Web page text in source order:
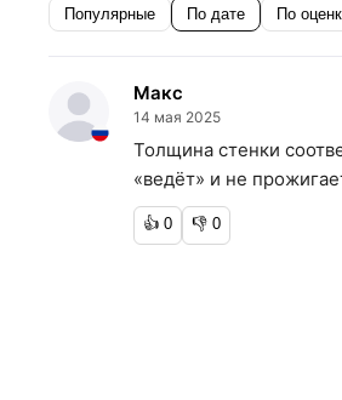
Популярные По дате По
Макс
14 мая 2025
Толщина стенки
«ведёт» и не
👍 0 👎 0